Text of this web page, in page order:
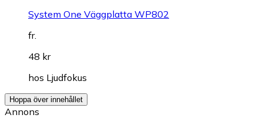
System One Väggplatta WP802
fr.
48 kr
hos Ljudfokus
Hoppa över innehållet
Annons